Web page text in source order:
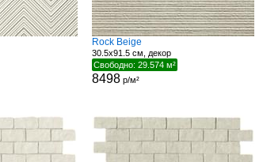
Rock Beige
30.5x91.5 см, декор
Свободно: 29.574 м²
8498 р/м²